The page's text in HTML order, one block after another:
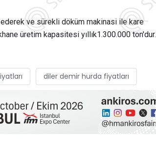
ederek ve sürekli döküm makinasi ile kare
üretim kapasitesi yıllık1.300.000 ton'dur.
diler demir hurda fiyatları